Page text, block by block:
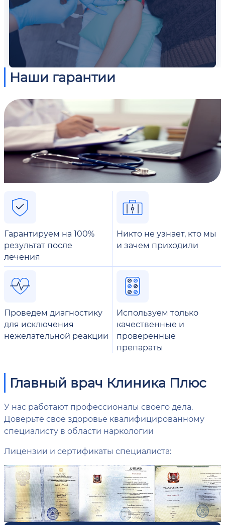
Наши гарантии
Гарантируем на 100%
результат после
лечения
Никто не узнает, кто мы
и зачем приходили
Проведем диагностику
для исключения
нежелательной реакции
Используем только
качественные и
проверенные
препараты
Главный врач Клиника Плюс
У нас работают профессионалы своего дела.
Доверьте свое здоровье квалифицированному
специалисту в области наркологии
Лицензии и сертификаты специалиста: